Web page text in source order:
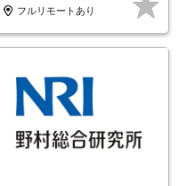
フルリモートあり